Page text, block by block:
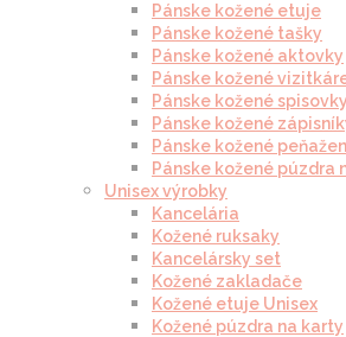
Pánske kožené etuje
Pánske kožené tašky
Pánske kožené aktovky
Pánske kožené
Pánske kožené spisovky
Pánske kožené
Pánske kožené
Pánske kožené púzdra
Unisex výrobky
Kancelária
Kožené ruksaky
Kancelársky set
Kožené zakladače
Kožené etuje Unisex
Kožené púzdra na karty